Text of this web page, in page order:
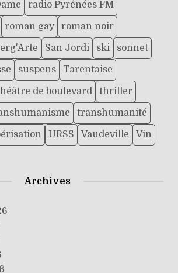
radio Pyrénées FM
roman gay roman noir
San Jordi ski sonnet
suspens Tarentaise
de boulevard thriller
transhumanité
URSS Vaudeville Vin
Archives